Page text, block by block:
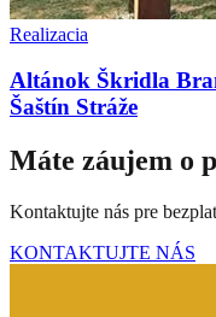
Realizacia
Altánok Škridla
Šaštín Stráže
Máte záujem o
Kontaktujte nás pre
KONTAKTUJTE NÁS